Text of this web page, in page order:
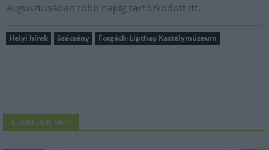
augusztusában több napig tartózkodott itt.
Helyi hírek Szécsény Forgách-Lipthay Kastélymúzeum
AJÁNLJUK MÉG